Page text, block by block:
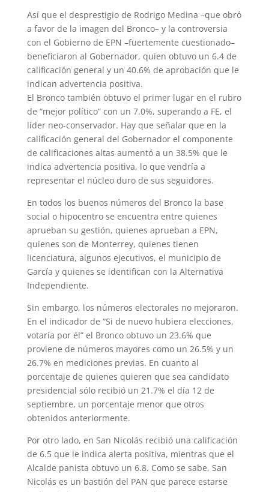
Así que el desprestigio de Rodrigo Medina –que obró
a favor de la imagen del Bronco– y la controversia
con el Gobierno de EPN –fuertemente cuestionado–
beneficiaron al Gobernador, quien obtuvo un 6.4 de
calificación general y un 40.6% de aprobación que le
indican advertencia positiva.
El Bronco también obtuvo el primer lugar en el rubro
de “mejor político” con un 7.0%, superando a FE, el
líder neo-conservador. Hay que señalar que en la
calificación general del Gobernador el componente
de calificaciones altas aumentó a un 38.5% que le
indica advertencia positiva, lo que vendría a
representar el núcleo duro de sus seguidores.
En todos los buenos números del Bronco la base
social o hipocentro se encuentra entre quienes
aprueban su gestión, quienes aprueban a EPN,
quienes son de Monterrey, quienes tienen
licenciatura, algunos ejecutivos, el municipio de
García y quienes se identifican con la Alternativa
Independiente.
Sin embargo, los números electorales no mejoraron.
En el indicador de “Si de nuevo hubiera elecciones,
votaría por él” el Bronco obtuvo un 23.6% que
proviene de números mayores como un 26.5% y un
26.7% en mediciones previas. En cuanto al
porcentaje de quienes quieren que sea candidato
presidencial sólo recibió un 21.7% el día 12 de
septiembre, un porcentaje menor que otros
obtenidos anteriormente.
Por otro lado, en San Nicolás recibió una calificación
de 6.5 que le indica alerta positiva, mientras que el
Alcalde panista obtuvo un 6.8. Como se sabe, San
Nicolás es un bastión del PAN que parece estarse